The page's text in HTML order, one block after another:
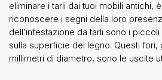
eliminare i tarli dai tuoi mobili antichi,
riconoscere i segni della loro
dell’infestazione da tarli sono i
sulla superficie del legno. Questi fori,
millimetri di diametro, sono le uscite